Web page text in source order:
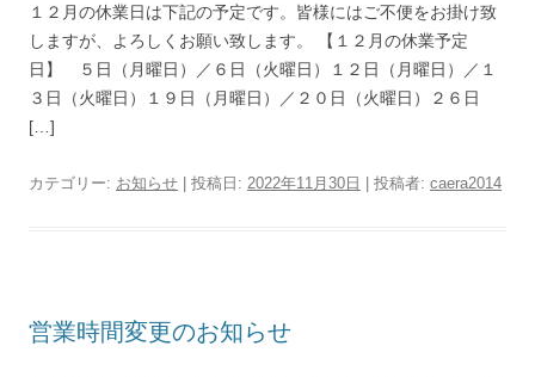
１２月の休業日は下記の予定です。皆様にはご不便をお掛け致
しますが、よろしくお願い致します。 【１２月の休業予定
日】 ５日（月曜日）／６日（火曜日）１２日（月曜日）／１
３日（火曜日）１９日（月曜日）／２０日（火曜日）２６日
[…]
カテゴリー: お知らせ | 投稿日: 2022年11月30日 投稿者: caera2014
営業時間変更のお知らせ